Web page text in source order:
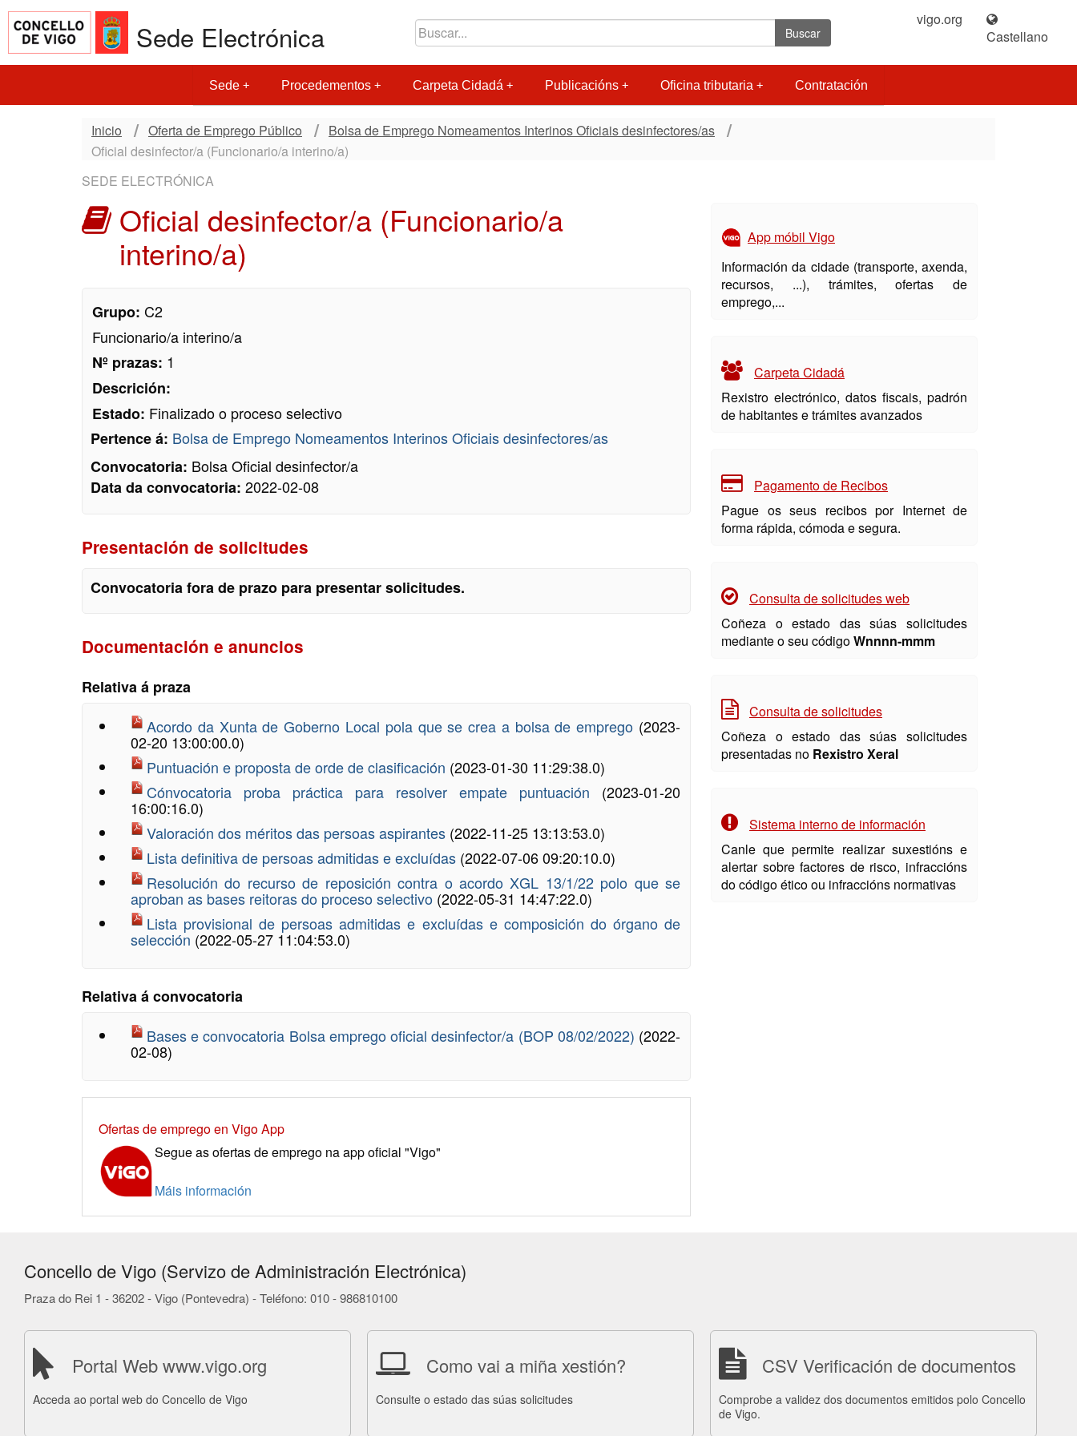
Sede Electrónica Buscar
vigo.org
Castellano
Sede Procedementos Carpeta Cidadá Publicacións Oficina tributaria Contratación
Inicio Oferta de Emprego Público
Bolsa de Emprego Nomeamentos Interinos Oficiais desinfectores/as
Oficial desinfector/a (Funcionario/a interino/a)
SEDE ELECTRÓNICA
Oficial desinfector/a (Funcionario/a
interino/a)
Grupo: C2
Funcionario/a interino/a
Nº prazas: 1
Descrición:
Estado: Finalizado o proceso selectivo
Pertence á: Bolsa de Emprego Nomeamentos Interinos Oficiais desinfectores/as
Convocatoria: Bolsa Oficial desinfector/a
Data da convocatoria: 2022-02-08
Presentación de solicitudes
Convocatoria fora de prazo para presentar solicitudes.
Documentación e anuncios
Relativa á praza
Acordo da Xunta de Goberno Local pola que se crea a bolsa de emprego (2023-
02-20 13:00:00.0)
Puntuación e proposta de orde de clasificación (2023-01-30 11:29:38.0)
Cónvocatoria proba práctica para resolver empate puntuación (2023-01-20
16:00:16.0)
Valoración dos méritos das persoas aspirantes (2022-11-25 13:13:53.0)
Lista definitiva de persoas admitidas e excluídas (2022-07-06 09:20:10.0)
Resolución do recurso de reposición contra o acordo XGL 13/1/22 polo que se
aproban as bases reitoras do proceso selectivo (2022-05-31 14:47:22.0)
Lista provisional de persoas admitidas e excluídas e composición do órgano de
selección (2022-05-27 11:04:53.0)
Relativa á convocatoria
Bases e convocatoria Bolsa emprego oficial desinfector/a (BOP 08/02/2022) (2022-
02-08)
Ofertas de emprego en Vigo App
Segue as ofertas de emprego na app oficial "Vigo"
Máis información
App móbil Vigo
Información da cidade (transporte, axenda,
recursos, ...), trámites, ofertas de
emprego,...
Carpeta Cidadá
Rexistro electrónico, datos fiscais, padrón
de habitantes e trámites avanzados
Pagamento de Recibos
Pague os seus recibos por Internet de
forma rápida, cómoda e segura.
Consulta de solicitudes web
Coñeza o estado das súas solicitudes
mediante o seu códigoWnnnn-mmm
Consulta de solicitudes
Coñeza o estado das súas solicitudes
presentadas no Rexistro Xeral
Sistema interno de información
Canle que permite realizar suxestións e
alertar sobre factores de risco, infraccións
do código ético ou infraccións normativas
Concello de Vigo (Servizo de Administración Electrónica)
Praza do Rei 1 - 36202 - Vigo (Pontevedra) - Teléfono: 010 - 986810100
Portal Web www.vigo.org
Acceda ao portal web do Concello de Vigo
Como vai a miña xestión?
Consulte o estado das súas solicitudes
CSV Verificación de documentos
Comprobe a validez dos documentos emitidos polo Concello
de Vigo.